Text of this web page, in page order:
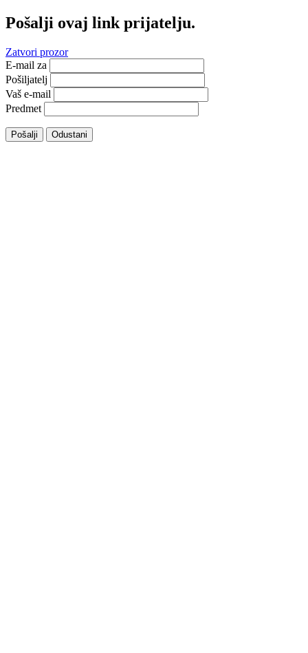
Pošalji ovaj link prijatelju.
Zatvori prozor
E-mail za
Pošiljatelj
Vaš e-mail
Predmet
Pošalji Odustani